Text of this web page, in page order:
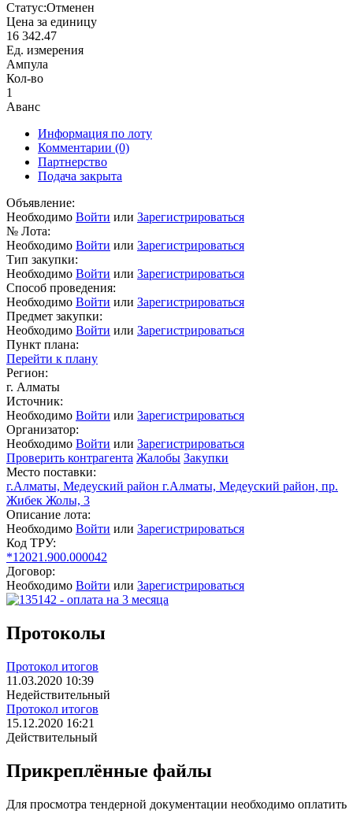
Статус:Отменен
Цена за единицу
16 342.47
Ед. измерения
Ампула
Кол-во
1
Аванс
Информация по лоту
Комментарии (0)
Партнерство
Подача закрыта
Объявление:
Необходимо Войти или Зарегистрироваться
№ Лота:
Необходимо Войти или Зарегистрироваться
Тип закупки:
Необходимо Войти или Зарегистрироваться
Способ проведения:
Необходимо Войти или Зарегистрироваться
Предмет закупки:
Необходимо Войти или Зарегистрироваться
Пункт плана:
Перейти к плану
Регион:
г. Алматы
Источник:
Необходимо Войти или Зарегистрироваться
Организатор:
Необходимо Войти или Зарегистрироваться
Проверить контрагента Жалобы Закупки
Место поставки:
г.Алматы, Медеуский район г.Алматы, Медеуский район, пр.
Жибек Жолы, 3
Описание лота:
Необходимо Войти или Зарегистрироваться
Код ТРУ:
*12021.900.000042
Договор:
Необходимо Войти или Зарегистрироваться
Протоколы
Протокол итогов
11.03.2020 10:39
Недействительный
Протокол итогов
15.12.2020 16:21
Действительный
Прикреплённые файлы
Для просмотра тендерной документации необходимо оплатить